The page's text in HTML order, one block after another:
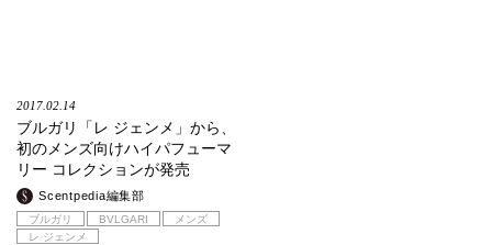
2017.02.14
ブルガリ「レ ジェンメ」から、
初のメンズ向けハイパフューマ
リー コレクションが発売
Scentpedia編集部
ブルガリ BVLGARI
メンズ
レ ジェンメ